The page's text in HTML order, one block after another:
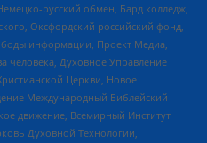
русский обмен, Бард колледж,
Оксфордский российский фонд,
информации, Проект Медиа,
человека, Духовное Управление
Церкви, Новое
Международный Библейский
движение, Всемирный Институт
Духовной Технологии,